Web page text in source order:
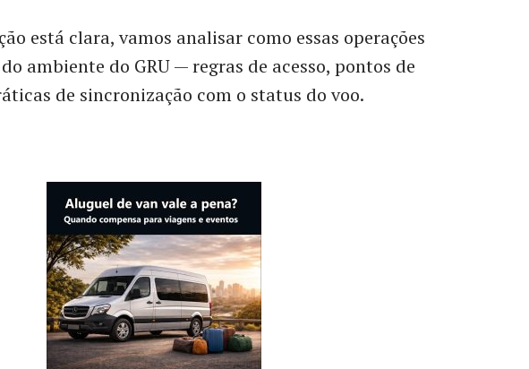
está clara, vamos analisar como essas operações
ambiente do GRU — regras de acesso, pontos de
de sincronização com o status do voo.